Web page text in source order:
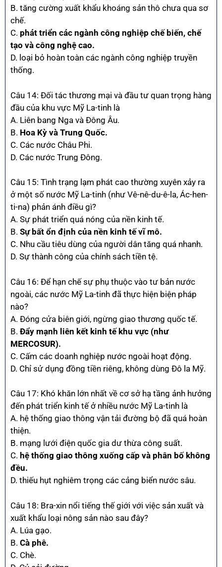
B. tăng cường xuất khẩu khoáng sản thô chưa qua sơ
chế.
C. phát triển các ngành công nghiệp chế biến, chế
tạo và công nghệ cao.
D. loại bỏ hoàn toàn các ngành công nghiệp truyền
thống.
Câu 14: Đối tác thương mại và đầu tư quan trọng hàng
đầu của khu vực Mỹ La-tinh là
A. Liên bang Nga và Đông Âu.
B. Hoa Kỳ và Trung Quốc.
C. Các nước Châu Phi.
D. Các nước Trung Đông.
Câu 15: Tình trạng lạm phát cao thường xuyên xảy ra
ở một số nước Mỹ La-tinh (như Vê-nê-du-ê-la, Ác-hen-
ti-na) phản ánh điều gì?
A. Sự phát triển quá nóng của nền kinh tế.
B. Sự bất ổn định của nền kinh tế vĩ mô.
C. Nhu cầu tiêu dùng của người dân tăng quá nhanh.
D. Sự thành công của chính sách tiền tệ.
Câu 16: Để hạn chế sự phụ thuộc vào tư bản nước
ngoài, các nước Mỹ La-tinh đã thực hiện biện pháp
nào?
A. Đóng cửa biên giới, ngừng giao thương quốc tế.
B. Đẩy mạnh liên kết kinh tế khu vực (như
MERCOSUR).
C. Cấm các doanh nghiệp nước ngoài hoạt động.
D. Chỉ sử dụng đồng tiền riêng, không dùng Đô la Mỹ.
Câu 17: Khó khăn lớn nhất về cơ sở hạ tầng ảnh hưởng
đến phát triển kinh tế ở nhiều nước Mỹ La-tinh là
A. hệ thống giao thông vận tải đường bộ đã quá hoàn
thiện.
B. mạng lưới điện quốc gia dư thừa công suất.
C. hệ thống giao thông xuống cấp và phân bố không
đều.
D. thiếu hụt nghiêm trọng các cảng biển nước sâu.
Câu 18: Bra-xin nổi tiếng thế giới với việc sản xuất và
xuất khẩu loại nông sản nào sau đây?
A. Lúa gạo.
B. Cà phê.
C. Chè.